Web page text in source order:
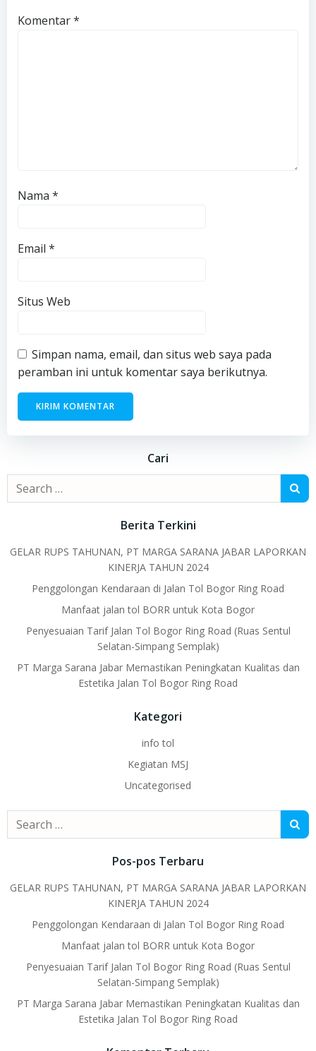
Komentar*
Nama *
Email *
Situs Web
Simpan nama, email, dan situs web saya pada
peramban ini untuk komentar saya berikutnya.
Cari
Search
for:
Berita Terkini
GELAR RUPS TAHUNAN, PT MARGA SARANA JABAR LAPORKAN
KINERJA TAHUN 2024
Penggolongan Kendaraan di Jalan Tol Bogor Ring Road
Manfaat jalan tol BORR untuk Kota Bogor
Penyesuaian Tarif Jalan Tol Bogor Ring Road (Ruas Sentul
Selatan-Simpang Semplak)
PT Marga Sarana Jabar Memastikan Peningkatan Kualitas dan
Estetika Jalan Tol Bogor Ring Road
Kategori
info tol
Kegiatan MSJ
Uncategorised
Search
for:
Pos-pos Terbaru
GELAR RUPS TAHUNAN, PT MARGA SARANA JABAR LAPORKAN
KINERJA TAHUN 2024
Penggolongan Kendaraan di Jalan Tol Bogor Ring Road
Manfaat jalan tol BORR untuk Kota Bogor
Penyesuaian Tarif Jalan Tol Bogor Ring Road (Ruas Sentul
Selatan-Simpang Semplak)
PT Marga Sarana Jabar Memastikan Peningkatan Kualitas dan
Estetika Jalan Tol Bogor Ring Road